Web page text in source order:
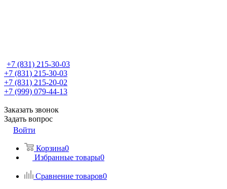
+7 (831) 215-30-03
+7 (831) 215-30-03
+7 (831) 215-20-02
+7 (999) 079-44-13
Заказать звонок
Задать вопрос
Войти
Корзина0
Избранные товары0
Сравнение товаров0